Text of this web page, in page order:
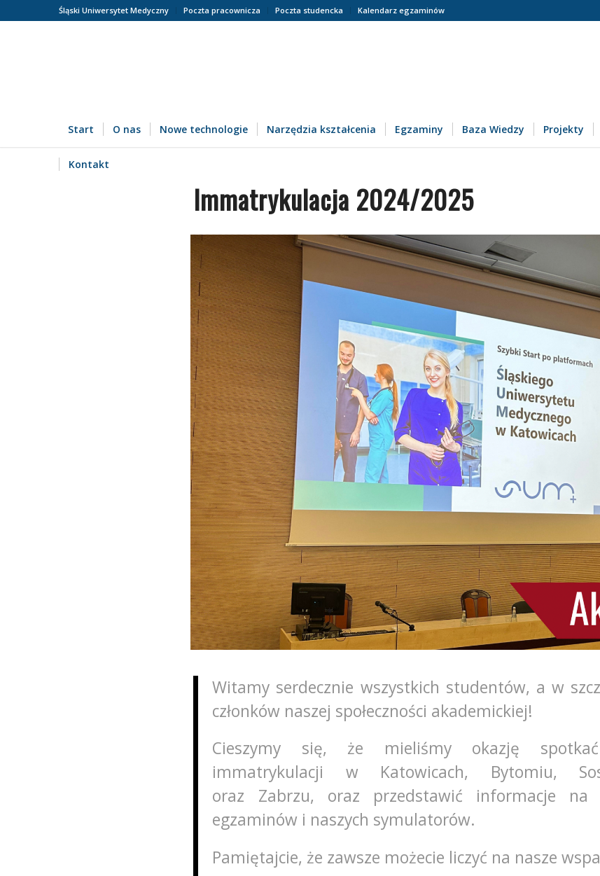
Śląski Uniwersytet Medyczny Poczta pracownicza Poczta studencka Kalendarz egzaminów
Start O nas Nowe technologie Narzędzia kształcenia Egzaminy Baza Wiedzy Projekty
Kontakt
Immatrykulacja 2024/2025
Witamy serdecznie wszystkich studentów, a w
członków naszej społeczności akademickiej!
Cieszymy się, że mieliśmy okazję
immatrykulacji w Katowicach, Bytomiu,
oraz Zabrzu, oraz przedstawić informacje
egzaminów i naszych symulatorów.
Pamiętajcie, że zawsze możecie liczyć na nasze